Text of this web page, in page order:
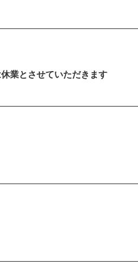
業とさせていただきます